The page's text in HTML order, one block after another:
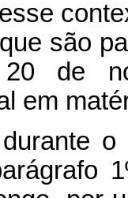
são
de
em